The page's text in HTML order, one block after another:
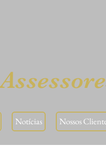
Notícias Nossos